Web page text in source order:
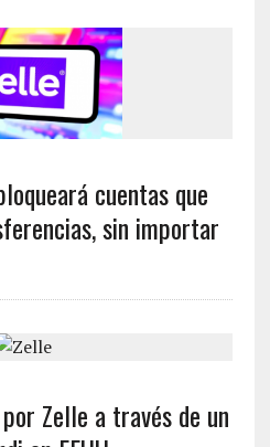
cuentas que
sin importar
Zelle a través de un